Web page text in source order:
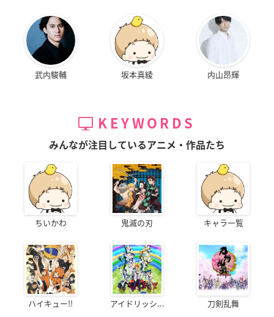
武内駿輔 坂本真綾 内山昂輝
KEYWORDS
みんなが注目しているアニメ・作品たち
ちいかわ 鬼滅の刃 キャラ一覧
ハイキュー!! アイドリッシ... 刀剣乱舞